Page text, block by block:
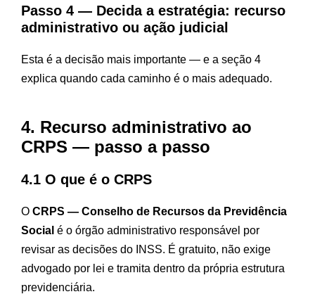
Passo 4 — Decida a estratégia: recurso
administrativo ou ação judicial
Esta é a decisão mais importante — e a seção 4
explica quando cada caminho é o mais adequado.
4. Recurso administrativo ao
CRPS — passo a passo
4.1 O que é o CRPS
O CRPS — Conselho de Recursos da Previdência
Social é o órgão administrativo responsável por
revisar as decisões do INSS. É gratuito, não exige
advogado por lei e tramita dentro da própria estrutura
previdenciária.